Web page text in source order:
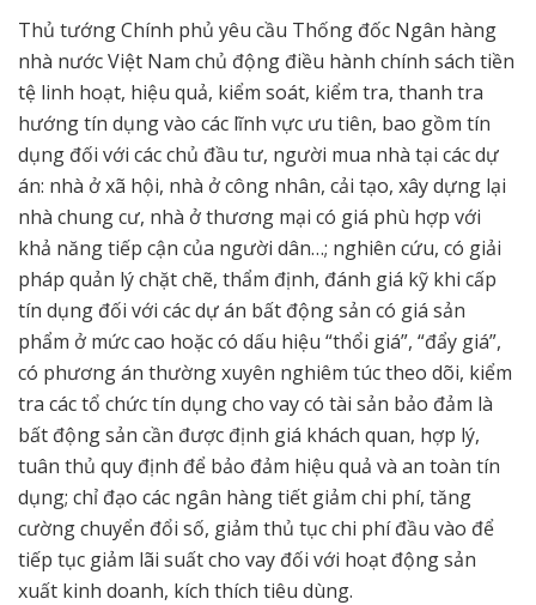
Thủ tướng Chính phủ yêu cầu Thống đốc Ngân hàng
nhà nước Việt Nam chủ động điều hành chính sách tiền
tệ linh hoạt, hiệu quả, kiểm soát, kiểm tra, thanh tra
hướng tín dụng vào các lĩnh vực ưu tiên, bao gồm tín
dụng đối với các chủ đầu tư, người mua nhà tại các dự
án: nhà ở xã hội, nhà ở công nhân, cải tạo, xây dựng lại
nhà chung cư, nhà ở thương mại có giá phù hợp với
khả năng tiếp cận của người dân…; nghiên cứu, có giải
pháp quản lý chặt chẽ, thẩm định, đánh giá kỹ khi cấp
tín dụng đối với các dự án bất động sản có giá sản
phẩm ở mức cao hoặc có dấu hiệu “thổi giá”, “đẩy giá”,
có phương án thường xuyên nghiêm túc theo dõi, kiểm
tra các tổ chức tín dụng cho vay có tài sản bảo đảm là
bất động sản cần được định giá khách quan, hợp lý,
tuân thủ quy định để bảo đảm hiệu quả và an toàn tín
dụng; chỉ đạo các ngân hàng tiết giảm chi phí, tăng
cường chuyển đổi số, giảm thủ tục chi phí đầu vào để
tiếp tục giảm lãi suất cho vay đối với hoạt động sản
xuất kinh doanh, kích thích tiêu dùng.